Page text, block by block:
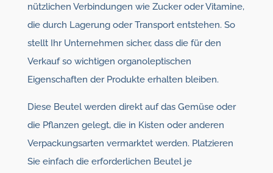
nützlichen Verbindungen wie Zucker oder Vitamine,
die durch Lagerung oder Transport entstehen. So
stellt Ihr Unternehmen sicher, dass die für den
Verkauf so wichtigen organoleptischen
Eigenschaften der Produkte erhalten bleiben.
Diese Beutel werden direkt auf das Gemüse oder
die Pflanzen gelegt, die in Kisten oder anderen
Verpackungsarten vermarktet werden. Platzieren
Sie einfach die erforderlichen Beutel je